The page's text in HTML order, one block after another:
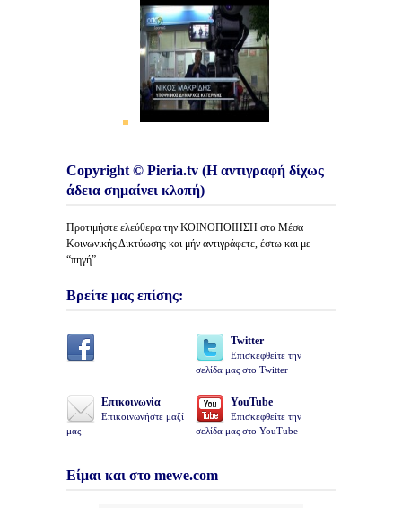
Copyright © Pieria.tv (Η αντιγραφή δίχως
άδεια σημαίνει κλοπή)
Προτιμήστε ελεύθερα την ΚΟΙΝΟΠΟΙΗΣΗ στα Μέσα
Κοινωνικής Δικτύωσης και μήν αντιγράφετε, έστω και με
“πηγή”.
Βρείτε μας επίσης:
Twitter
Επισκεφθείτε την
σελίδα μας στο Twitter
Επικοινωνία
Επικοινωνήστε μαζί
μας
YouTube
Επισκεφθείτε την
σελίδα μας στο YouTube
Είμαι και στο mewe.com